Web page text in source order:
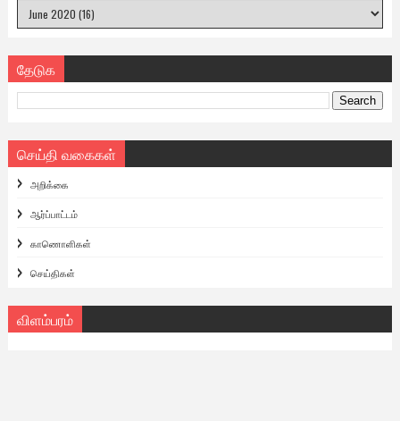
தேடுக
செய்தி வகைகள்
அறிக்கை
ஆர்ப்பாட்டம்
காணொளிகள்
செய்திகள்
விளம்பரம்